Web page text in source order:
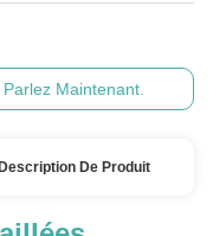
Parlez Maintenant.
Description De Produit